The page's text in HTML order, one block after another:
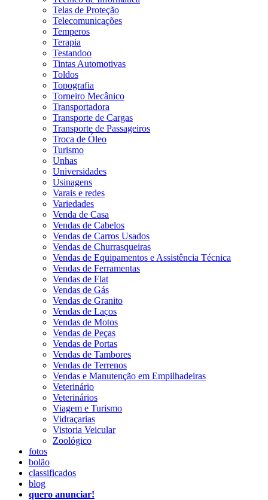
Telas de Proteção
Telecomunicações
Temperos
Terapia
Testandoo
Tintas Automotivas
Toldos
Topografia
Torneiro Mecânico
Transportadora
Transporte de Cargas
Transporte de Passageiros
Troca de Óleo
Turismo
Unhas
Universidades
Usinagens
Varais e redes
Variedades
Venda de Casa
Vendas de Cabelos
Vendas de Carros Usados
Vendas de Churrasqueiras
Vendas de Equipamentos e Assistência Técnica
Vendas de Ferramentas
Vendas de Flat
Vendas de Gás
Vendas de Granito
Vendas de Laços
Vendas de Motos
Vendas de Peças
Vendas de Portas
Vendas de Tambores
Vendas de Terrenos
Vendas e Manutenção em Empilhadeiras
Veterinário
Veterinários
Viagem e Turismo
Vidraçarias
Vistoria Veicular
Zoológico
fotos
bolão
classificados
blog
quero anunciar!